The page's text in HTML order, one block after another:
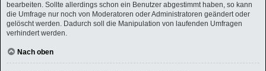
bearbeiten. Sollte allerdings schon ein Benutzer abgestimmt haben, so kann
die Umfrage nur noch von Moderatoren oder Administratoren geändert oder
gelöscht werden. Dadurch soll die Manipulation von laufenden Umfragen
verhindert werden.
Nach oben